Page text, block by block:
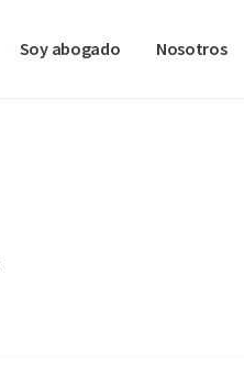
Soy abogado Nosotros